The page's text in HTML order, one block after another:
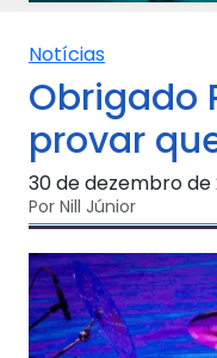
Notícias
Obrigado
provar
30 de dezembro de
Por Nill Júnior